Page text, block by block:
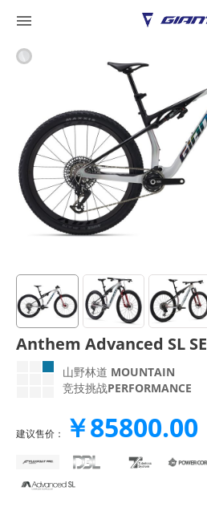

Anthem Advanced SL SE
山野林道 MOUNTAIN
竞技挑战PERFORMANCE
建议售价： ￥85800.00